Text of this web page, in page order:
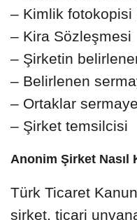
– Kimlik fotokopisi
– Kira Sözleşmesi
– Şirketin
– Belirlenen
– Ortaklar
– Şirket temsilcisi
Anonim Şirket Nasıl
Türk Ticaret
şirket, ticari